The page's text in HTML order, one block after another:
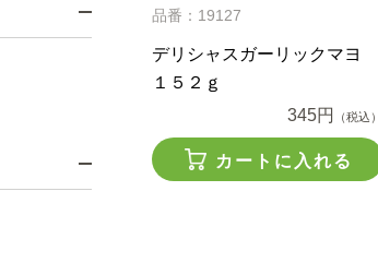
品番：19127
デリシャスガーリックマヨ
１５２ｇ
345円
（税込）
カートに入れる